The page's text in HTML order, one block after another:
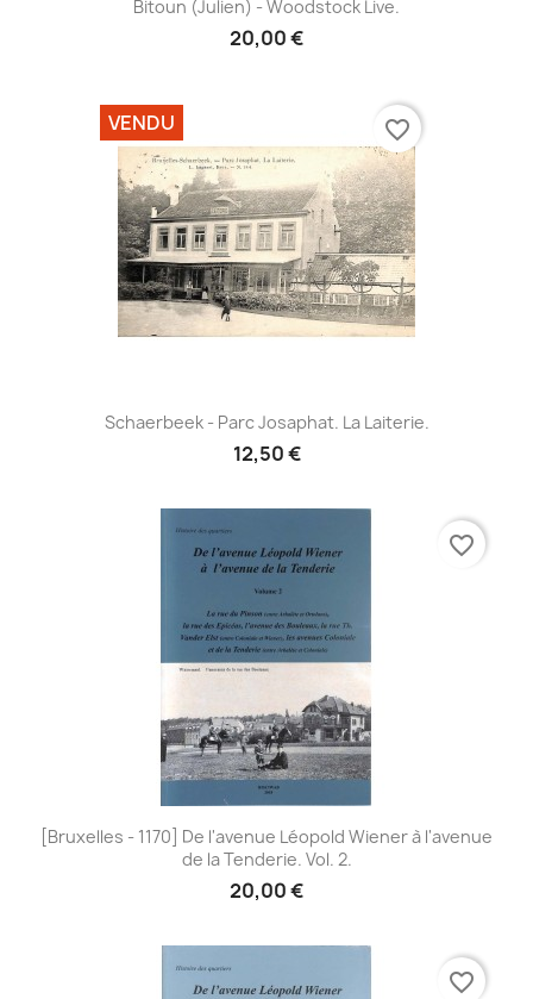
Bitoun (Julien) - Woodstock Live.
20,00 €
Schaerbeek - Parc Josaphat. La Laiterie.
12,50 €
VENDU favorite_border
[Bruxelles - 1170] De l'avenue Léopold Wiener à l'avenue
de la Tenderie. Vol. 2.
20,00 €
favorite_border
favorite_border